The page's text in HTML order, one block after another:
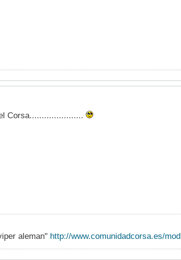
Corsa......................
aleman" http://www.comunidadcorsa.es/